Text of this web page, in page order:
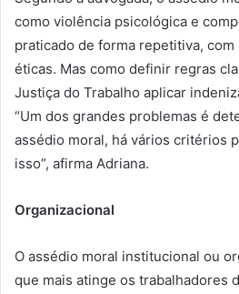
como violência psicológica e
praticado de forma repetitiva,
éticas. Mas como definir regras
Justiça do Trabalho aplicar
“Um dos grandes problemas é
assédio moral, há vários critérios
isso”, afirma Adriana.
Organizacional
O assédio moral institucional ou
que mais atinge os trabalhadores